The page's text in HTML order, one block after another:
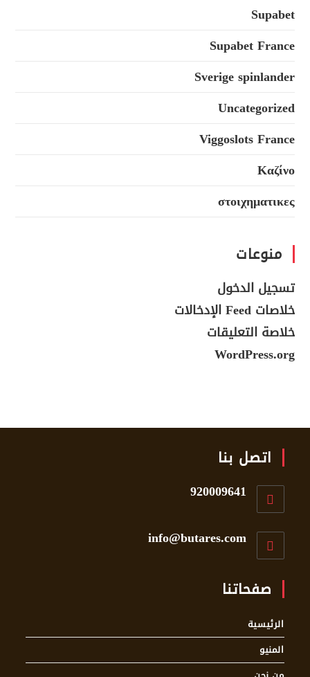
Supabet
Supabet France
Sverige spinlander
Uncategorized
Viggoslots France
Καζίνο
στοιχηματικες
منوعات
تسجيل الدخول
خلاصات Feed الإدخالات
خلاصة التعليقات
WordPress.org
اتصل بنا
920009641
info@butares.com
صفحاتنا
الرئيسية
المنيو